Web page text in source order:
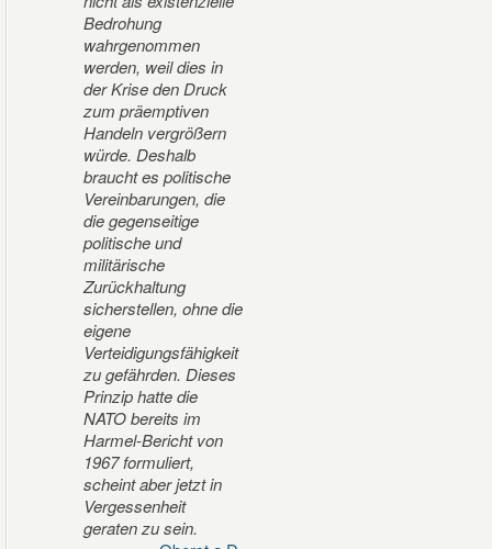
Bedrohung
wahrgenommen
werden, weil dies in
der Krise den Druck
zum präemptiven
Handeln vergrößern
würde. Deshalb
braucht es politische
Vereinbarungen, die
die gegenseitige
politische und
militärische
Zurückhaltung
sicherstellen, ohne die
eigene
Verteidigungsfähigkeit
zu gefährden. Dieses
Prinzip hatte die
NATO bereits im
Harmel-Bericht von
1967 formuliert,
scheint aber jetzt in
Vergessenheit
geraten zu sein.